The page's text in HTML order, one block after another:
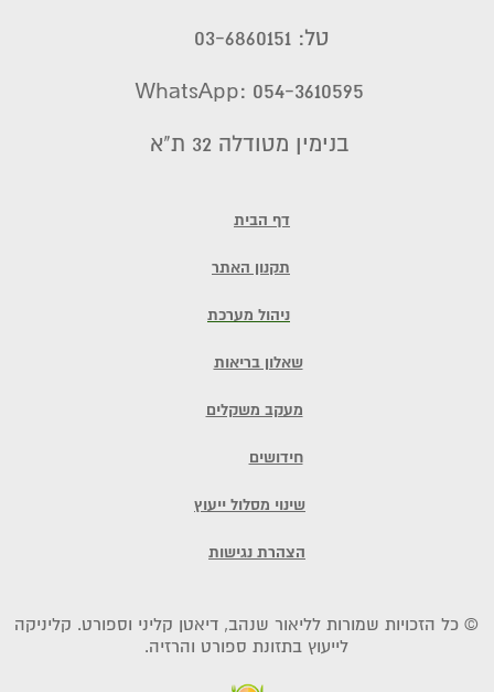
© כל הזכויות שמורות לליאור שנהב, דיאטן קליני וספורט. קליניקה
לייעוץ בתזונת ספורט והרזיה.
דף הבית
תקנון האתר
ניהול מערכת
שאלון בריאות
מעקב משקלים
חידושים
שינוי מסלול ייעוץ
הצהרת נגישות
בנימין מטודלה 32 ת"א
טל: 03-6860151
WhatsApp: 054-3610595